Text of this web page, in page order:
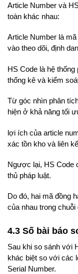
Article Number và
toàn khác nhau:
Article Number là
vào theo dõi, định
HS Code là hệ thống
thống kê và kiểm
Từ góc nhìn phân
hiện ở khả năng tối
lợi ích của article
xác tồn kho và liên
Ngược lại, HS Code
thủ pháp luật.
Do đó, hai mã đồng
của nhau trong chuỗi
4.3 Số bài báo
Sau khi so sánh với
khác biệt so với các
Serial Number.